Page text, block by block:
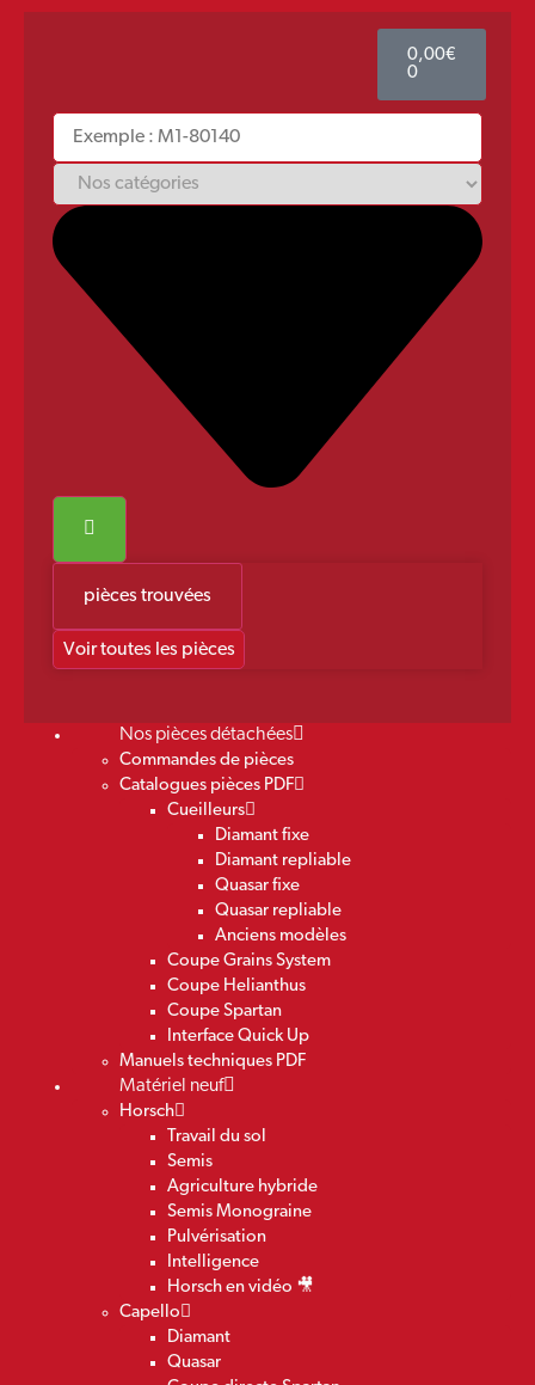
0,00€
0
pièces trouvées
Voir toutes les pièces
Nos pièces détachées
Commandes de pièces
Catalogues pièces PDF
Cueilleurs
Diamant fixe
Diamant repliable
Quasar fixe
Quasar repliable
Anciens modèles
Coupe Grains System
Coupe Helianthus
Coupe Spartan
Interface Quick Up
Manuels techniques PDF
Matériel neuf
Horsch
Travail du sol
Semis
Agriculture hybride
Semis Monograine
Pulvérisation
Intelligence
Horsch en vidéo 🎥
Capello
Diamant
Quasar